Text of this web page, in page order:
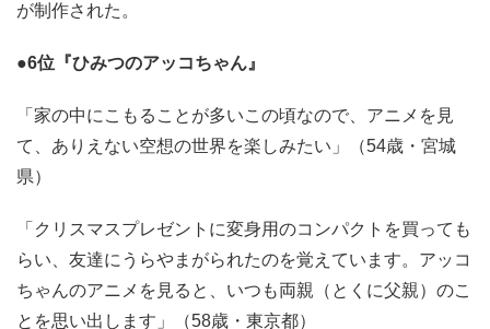
が制作された。
●6位『ひみつのアッコちゃん』
「家の中にこもることが多いこの頃なので、アニメを見
て、ありえない空想の世界を楽しみたい」（54歳・宮城
県）
「クリスマスプレゼントに変身用のコンパクトを買っても
らい、友達にうらやまがられたのを覚えています。アッコ
ちゃんのアニメを見ると、いつも両親（とくに父親）のこ
とを思い出します」（58歳・東京都）